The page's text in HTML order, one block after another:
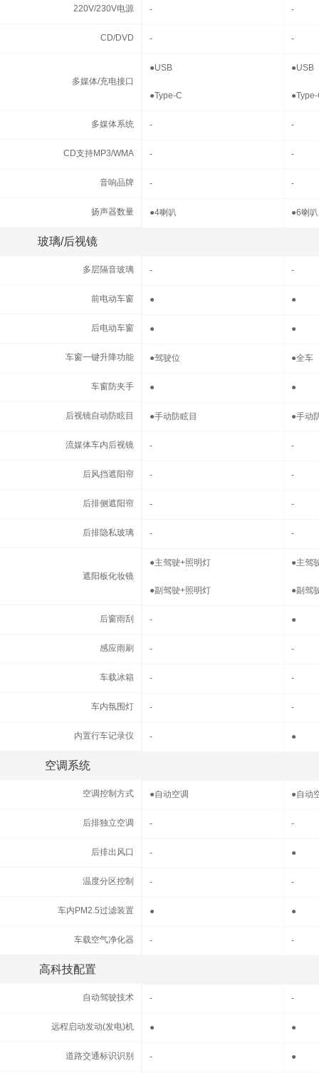
220V/230V电源 - -
CD/DVD - -
●USB
●Type-C
●USB
●
多媒体系统 - -
CD支持MP3/WMA - -
音响品牌 - -
扬声器数量 ●4喇叭 ●6喇叭
玻璃/后视镜
多层隔音玻璃 - -
前电动车窗 ● ●
后电动车窗 ● ●
车窗一键升降功能 ●驾驶位 ●全车
车窗防夹手 ● ●
后视镜自动防眩目 ●手动防眩目 ●手动
流媒体车内后视镜 - -
后风挡遮阳帘 - -
后排侧遮阳帘 - -
后排隐私玻璃 - -
●主驾驶+照明灯
●副驾驶+照明灯
●主驾
●副驾
后窗雨刮 - ●
感应雨刷 - -
车载冰箱 - -
车内氛围灯 - -
内置行车记录仪 - ●
空调系统
空调控制方式 ●自动空调 ●自动
后排独立空调 - -
后排出风口 - ●
温度分区控制 - -
车内PM2.5过滤装置 ● ●
车载空气净化器 - -
高科技配置
自动驾驶技术 - -
远程启动发动(发电)机 ● ●
道路交通标识识别 - ●
220V/230V电源
CD/DVD
多媒体/充电接口
多媒体系统
CD支持MP3/WMA
音响品牌
扬声器数量
玻璃/后视镜
多层隔音玻璃
前电动车窗
后电动车窗
车窗一键升降功能
车窗防夹手
后视镜自动防眩目
流媒体车内后视镜
后风挡遮阳帘
后排侧遮阳帘
后排隐私玻璃
遮阳板化妆镜
后窗雨刮
感应雨刷
车载冰箱
车内氛围灯
内置行车记录仪
空调系统
空调控制方式
后排独立空调
后排出风口
温度分区控制
车内PM2.5过滤装置
车载空气净化器
高科技配置
自动驾驶技术
远程启动发动(发电)机
道路交通标识识别